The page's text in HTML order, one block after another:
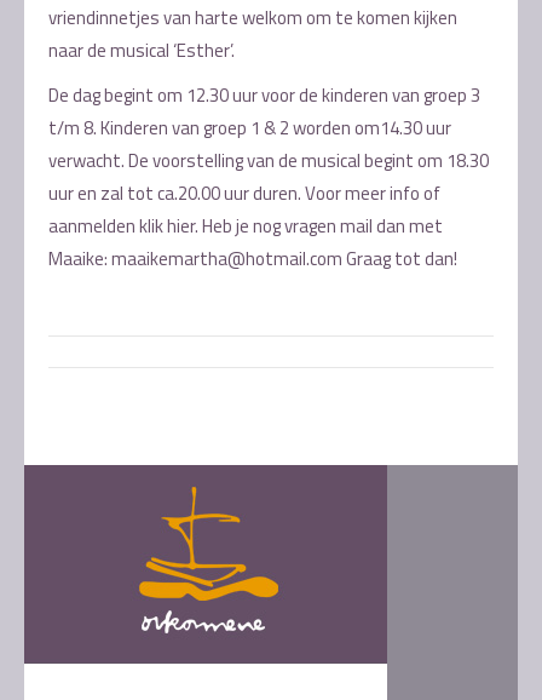
vriendinnetjes van harte welkom om te komen kijken
naar de musical ‘Esther’.
De dag begint om 12.30 uur voor de kinderen van groep 3
t/m 8. Kinderen van groep 1 & 2 worden om14.30 uur
verwacht. De voorstelling van de musical begint om 18.30
uur en zal tot ca.20.00 uur duren. Voor meer info of
aanmelden klik hier. Heb je nog vragen mail dan met
Maaike: maaikemartha@hotmail.com Graag tot dan!
Post